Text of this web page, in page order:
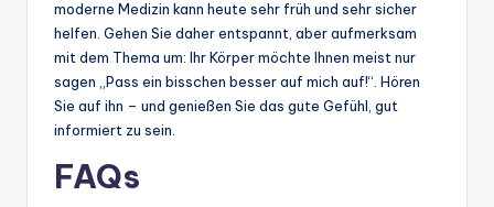
moderne Medizin kann heute sehr früh und sehr sicher
helfen. Gehen Sie daher entspannt, aber aufmerksam
mit dem Thema um: Ihr Körper möchte Ihnen meist nur
sagen „Pass ein bisschen besser auf mich auf!“. Hören
Sie auf ihn – und genießen Sie das gute Gefühl, gut
informiert zu sein.
FAQs